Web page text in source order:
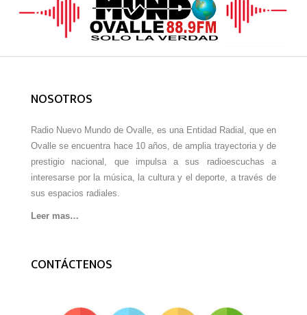
NOSOTROS
Radio Nuevo Mundo de Ovalle, es una Entidad Radial, que en
Ovalle se encuentra hace 10 años, de amplia trayectoria y de
prestigio nacional, que impulsa a sus radioescuchas a
interesarse por la música, la cultura y el deporte, a través de
sus espacios radiales.
Leer mas…
CONTÁCTENOS